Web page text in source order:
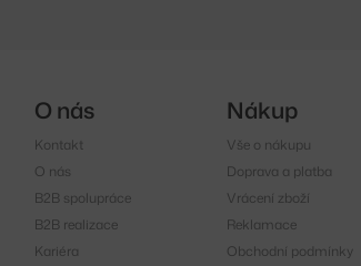
O nás
Kontakt
O nás
B2B spolupráce
B2B realizace
Kariéra
Nákup
Vše o nákupu
Doprava a platba
Vrácení zboží
Reklamace
Obchodní podmínky